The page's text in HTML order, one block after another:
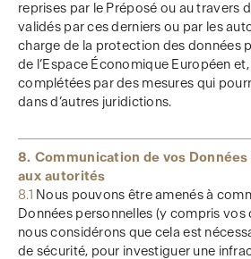
reprises par le Préposé ou au travers
validés par ces derniers ou par les
charge de la protection des données
de l’Espace Économique Européen
complétées par des mesures qui
dans d’autres juridictions.
8. Communication de vos
aux autorités
8.1 Nous pouvons être amenés à
Données personnelles (y compris
nous considérons que cela est
de sécurité, pour investiguer une